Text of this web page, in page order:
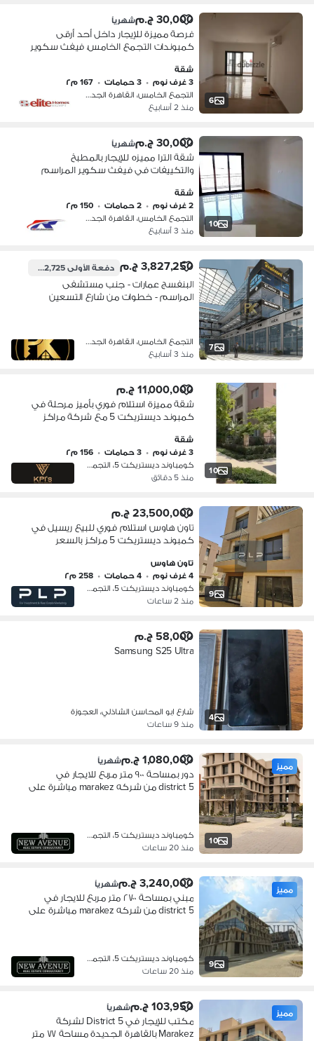
6
30,000 ج.م شهرياً
فرصة مميزة للإيجار داخل أحد أرقى
كمبوندات التجمع الخامس، فيفث سكوير
شقة
3 غرف نوم
• 3 حمامات • 167 م٢
التجمع الخامس، القاهرة الجديدة
منذ 2 أسابيع
10
30,000 ج.م شهرياً
شقة الترا مميزه للإيجار بالمطبخ
والتكييفات في فيفث سكوير المراسم
شقة
2 غرف نوم
• 2 حمامات • 150 م٢
التجمع الخامس، القاهرة الجديدة
منذ 3 أسابيع
7
3,827,250 ج.م دفعة الأولى382,725 ج.م
البنفسج عمارات - جنب مستشفى
المراسم - خطوات من شارع التسعين
التجمع الخامس، القاهرة الجديدة
منذ 3 أسابيع
10
11,000,000 ج.م
شقة مميزة استلام فوري بأميز مرحلة في
كمبوند ديستريكت 5 مع شركة مراكز
شقة
3 غرف نوم
• 3 حمامات • 156 م٢
كومباوند ديستريكت 5، التجمع الخامس
منذ 5 دقائق
9
23,500,000 ج.م
تاون هاوس استلام فوري للبيع ريسيل في
كمبوند ديستريكت 5 مراكز بالسعر
البيع جاهزه للمعاينه
تاون هاوس
4 غرف نوم
• 4 حمامات • 258 م٢
كومباوند ديستريكت 5، التجمع الخامس
منذ 2 ساعات
4
58,000 ج.م
Samsung S25 Ultra
شارع ابو المحاسن الشاذلي، العجوزة
منذ 9 ساعات
10
مميز 1,080,000 ج.م شهرياً
دور بمساحة ٩٠٠ متر مربع للايجار في
district 5 من شركه marakez مباشرة على
كومباوند ديستريكت 5، التجمع الخامس
منذ 20 ساعات
9
مميز 3,240,000 ج.م شهرياً
مبني بمساحة ٢٧٠٠ متر مربع للايجار في
district 5 من شركه marakez مباشرة على
كومباوند ديستريكت 5، التجمع الخامس
منذ 20 ساعات
مميز 103,950 ج.م شهرياً
مكتب للإيجار في District 5 لشركة
Marakez بالقاهرة الجديدة مساحة ٧٧ متر